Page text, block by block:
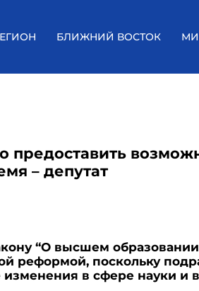
БЛИЖНИЙ ВОСТОК
предоставить
– депутат
“О высшем
реформой, поскольку
изменения в сфере науки и